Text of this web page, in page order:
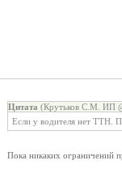
Цитата (Крутьков С.М. ИП
Если у водителя нет ТТН.
Пока никаких ограничений